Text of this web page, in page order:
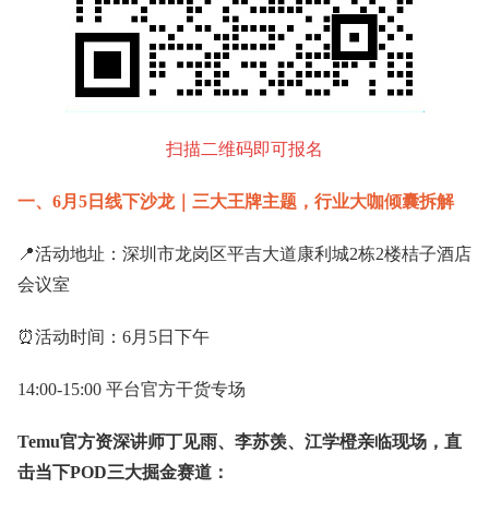
扫描二维码即可报名
一、6月5日线下沙龙｜三大王牌主题，行业大咖倾囊拆解
📍活动地址：深圳市龙岗区平吉大道康利城2栋2楼桔子酒店
会议室
⏰活动时间：6月5日下午
14:00-15:00 平台官方干货专场
Temu官方资深讲师丁见雨、李苏羡、江学橙亲临现场，直
击当下POD三大掘金赛道：